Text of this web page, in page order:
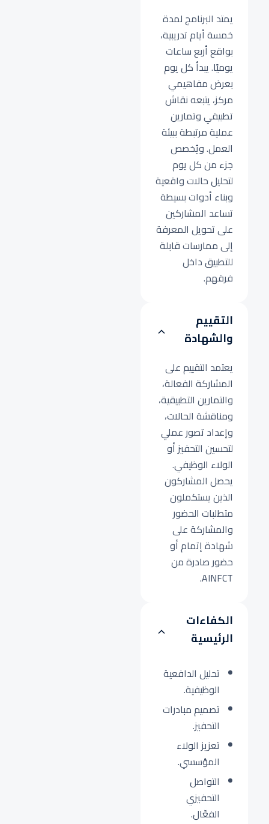
يمتد البرنامج لمدة
خمسة أيام تدريبية،
بواقع أربع ساعات
يوميًا. يبدأ كل يوم
بعرض مفاهيمي
مركز، يتبعه نقاش
تطبيقي وتمارين
عملية مرتبطة ببيئة
العمل. ويُخصص
جزء من كل يوم
لتحليل حالات واقعية
وبناء أدوات بسيطة
تساعد المشاركين
على تحويل المعرفة
إلى ممارسات قابلة
للتطبيق داخل
فرقهم.
التقييم
والشهادة
يعتمد التقييم على
المشاركة الفعالة،
والتمارين التطبيقية،
ومناقشة الحالات،
وإعداد تصور عملي
لتحسين التحفيز أو
الولاء الوظيفي.
يحصل المشاركون
الذين يستكملون
متطلبات الحضور
والمشاركة على
شهادة إتمام أو
حضور صادرة من
AINFCT.
الكفاءات
الرئيسية
تحليل الدافعية
الوظيفية.
تصميم مبادرات
التحفيز.
تعزيز الولاء
المؤسسي.
التواصل
التحفيزي
الفعّال.